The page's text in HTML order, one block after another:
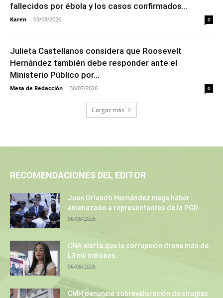
fallecidos por ébola y los casos confirmados...
Karen - 03/08/2026 0
Julieta Castellanos considera que Roosevelt
Hernández también debe responder ante el
Ministerio Público por...
Mesa de Redacción - 30/07/2026 0
Cargar más
RECOMENDACIONES DEL EDITOR
Juan Orlando Hernández niega haber
amenazado a representantes de la PGR...
06/08/2026
CNA alerta que la corrupción drena más de
L3 mil millones...
06/08/2026
CMH denuncia sobrevaloración de cirugías